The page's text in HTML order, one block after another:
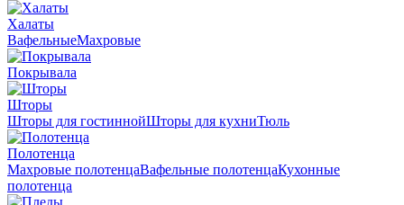
Халаты
ВафельныеМахровые
Покрывала
Шторы
Шторы для гостиннойШторы для кухниТюль
Полотенца
Махровые полотенцаВафельные полотенцаКухонные
полотенца